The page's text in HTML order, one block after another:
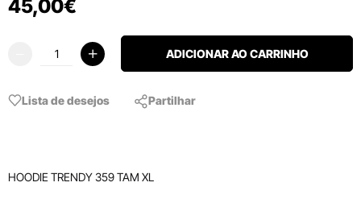
45,00€
ADICIONAR AO CARRINHO
Lista de desejos Partilhar
HOODIE TRENDY 359 TAM XL